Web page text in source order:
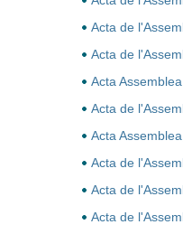
Acta de
Acta de
Acta
Acta de
Acta
Acta de
Acta de
Acta de